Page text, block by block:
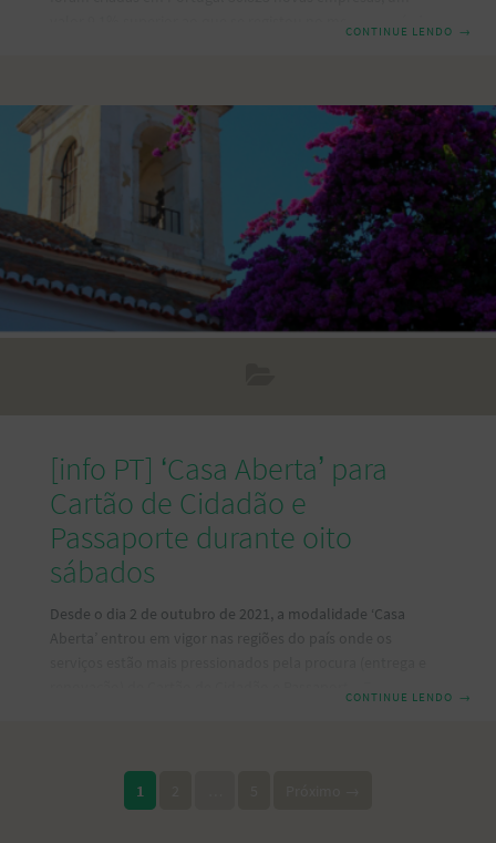
registos acima ou muito próximos dos pré-pandémicos,
como as Atividades imobiliárias (+2,5%), a Agricultura e
outros recursos naturais
CONTINUE LENDO →
[info PT] ‘Casa Aberta’ para
Cartão de Cidadão e
Passaporte durante oito
sábados
Desde o dia 2 de outubro de 2021, a modalidade ‘Casa
Aberta’ entrou em vigor nas regiões do país onde os
COVID-19, como resultado da necessária redução do
atendimento presencial, designadamente com o fecho das
CONTINUE LENDO →
Paginação de posts
1